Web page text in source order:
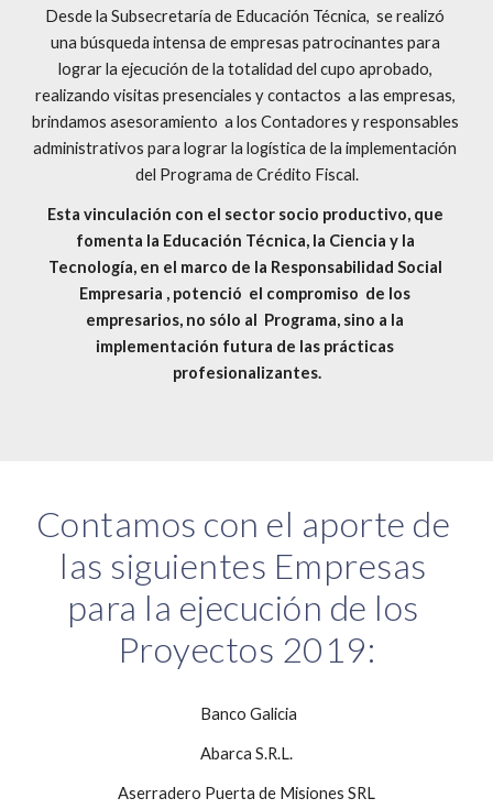
Desde la Subsecretaría de Educación Técnica,  se realizó
una búsqueda intensa de empresas patrocinantes para
lograr la ejecución de la totalidad del cupo aprobado,
realizando visitas presenciales y contactos  a las empresas,
brindamos asesoramiento  a los Contadores y responsables
administrativos para lograr la logística de la implementación
del Programa de Crédito Fiscal.
Esta vinculación con el sector socio productivo, que
fomenta la Educación Técnica, la Ciencia y la
Tecnología, en el marco de la Responsabilidad Social
Empresaria , potenció  el compromiso  de los
empresarios, no sólo al  Programa, sino a la
implementación futura de las prácticas
profesionalizantes.
Contamos con el aporte de
las siguientes Empresas
para la ejecución de los
Proyectos 2019:
Banco Galicia
Abarca S.R.L.
Aserradero Puerta de Misiones SRL